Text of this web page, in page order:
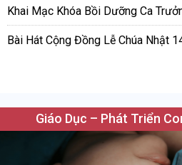
Khai Mạc Khóa Bồi Dưỡng Ca
Bài Hát Cộng Đồng Lễ Chúa Nhật
Giáo Dục – Phát Triển